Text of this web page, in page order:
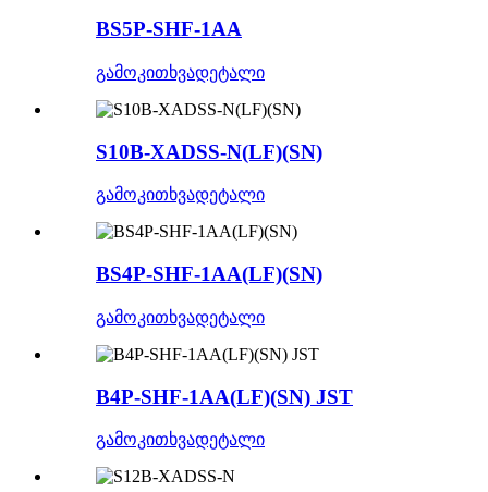
BS5P-SHF-1AA
გამოკითხვადეტალი
S10B-XADSS-N(LF)(SN)
გამოკითხვადეტალი
BS4P-SHF-1AA(LF)(SN)
გამოკითხვადეტალი
B4P-SHF-1AA(LF)(SN) JST
გამოკითხვადეტალი